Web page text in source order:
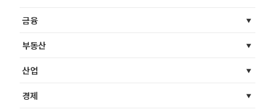
금융
부동산
산업
경제